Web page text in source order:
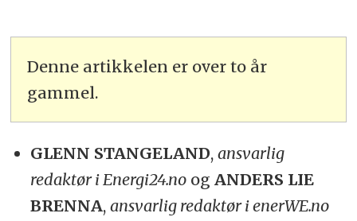
Denne artikkelen er over to år
gammel.
GLENN STANGELAND, ansvarlig
redaktør i Energi24.noog ANDERS LIE
BRENNA, ansvarlig redaktør i enerWE.no